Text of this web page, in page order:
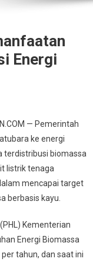
Energi
— Pemerintah
ke energi
terdistribusi biomassa
listrik tenaga
mencapai target
berbasis kayu.
Kementerian
Energi Biomassa
tahun, dan saat ini